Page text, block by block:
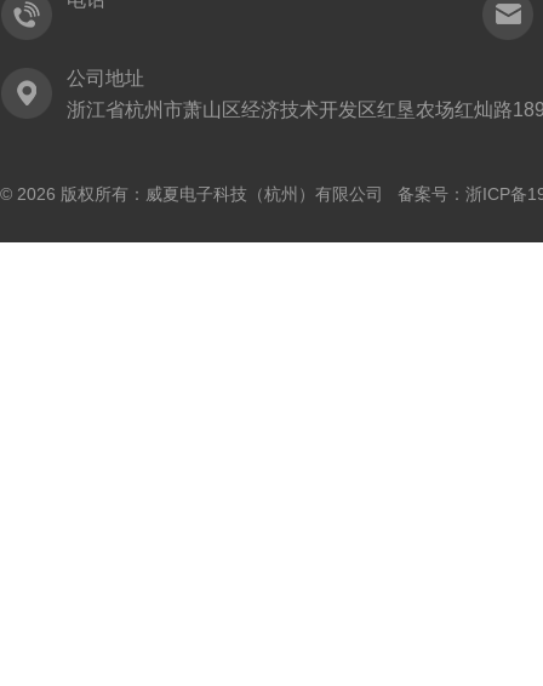
公司地址
浙江省杭州市萧山区经济技术开发区红垦农场红灿路
© 2026 版权所有：威夏电子科技（杭州）有限公司 备案号： 浙ICP备